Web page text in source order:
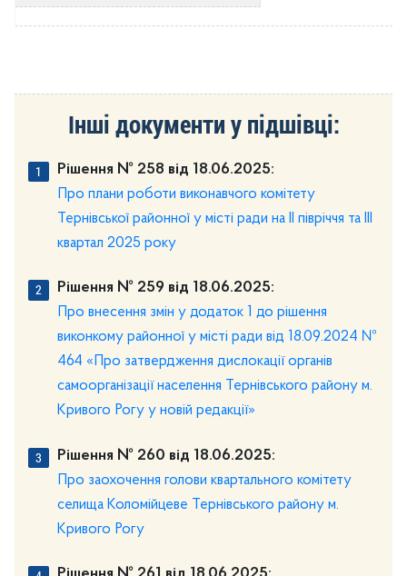
Інші документи у підшівці:
Рішення № 258 від 18.06.2025:
Про плани роботи виконавчого комітету
Тернівської районної у місті ради на ІІ півріччя та ІІІ
квартал 2025 року
Рішення № 259 від 18.06.2025:
Про внесення змін у додаток 1 до рішення
виконкому районної у місті ради від 18.09.2024 №
464 «Про затвердження дислокації органів
самоорганізації населення Тернівського району м.
Кривого Рогу у новій редакції»
Рішення № 260 від 18.06.2025:
Про заохочення голови квартального комітету
селища Коломійцеве Тернівського району м.
Кривого Рогу